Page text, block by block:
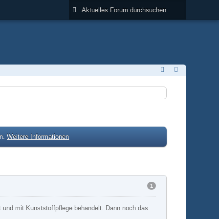
Weitere Informationen
1
mit Kunststoffpflege behandelt. Dann noch das